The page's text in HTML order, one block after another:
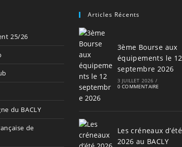
25/26
du BACLY
de
Articles Récents
3ème Bourse aux
équipements le 12
septembre 2026
3 JUILLET 2026 /
0 COMMENTAIRE
Les créneaux d’été
2026 au BACLY